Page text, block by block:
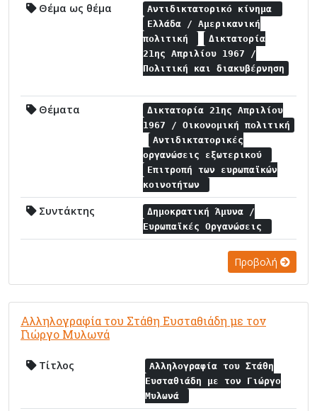
Θέμα ως θέμα
Αντιδικτατορικό κίνημα
Ελλάδα / Αμερικανική
πολιτική
Δικτατορία
21ης Απριλίου 1967 /
Πολιτική και διακυβέρνηση
Θέματα
Δικτατορία 21ης Απριλίου
1967 / Οικονομική πολιτική
Αντιδικτατορικές
οργανώσεις εξωτερικού
Επιτροπή των ευρωπαϊκών
κοινοτήτων
Συντάκτης
Δημοκρατική Άμυνα /
Ευρωπαϊκές Οργανώσεις
Προβολή
Αλληλογραφία του Στάθη Ευσταθιάδη με τον
Γιώργο Μυλωνά
Τίτλος
Αλληλογραφία του Στάθη
Ευσταθιάδη με τον Γιώργο
Μυλωνά